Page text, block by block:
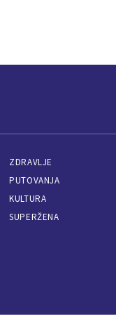
ZDRAVLJE
PUTOVANJA
KULTURA
SUPERŽENA